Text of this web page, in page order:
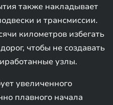
также накладывает
и трансмиссии.
километров избегать
чтобы не создавать
узлы.
увеличенного
плавного начала